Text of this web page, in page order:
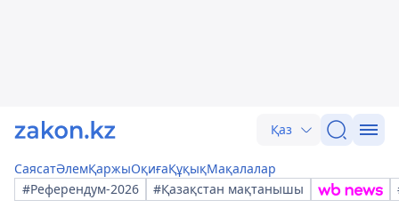
Қаз
СаясатӘлемҚаржыОқиғаҚұқықМақалалар
#Референдум-2026
#Қазақстан мақтанышы